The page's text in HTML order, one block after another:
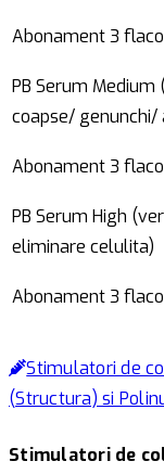
Abonament 3
PB Serum
coapse/ genunchi/
Abonament 3
PB Serum High
eliminare celulita)
Abonament 3
Stimulatori de
(Structura) si
Stimulatori de